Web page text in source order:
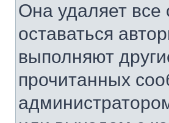
Она удаляет все
оставаться
выполняют
прочитанных